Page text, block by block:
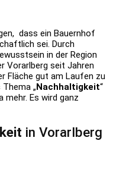
dass ein Bauernhof
sei. Durch
in der Region
Vorarlberg seit Jahren
Fläche gut am Laufen zu
„Nachhaltigkeit“
mehr. Es wird ganz
in Vorarlberg